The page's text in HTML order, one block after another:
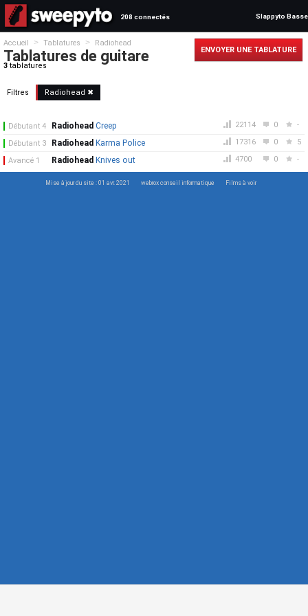
208 connectés Slappyto Basse
Accueil > Tablatures > Radiohead
Tablatures de guitare
3 tablatures
ENVOYER UNE TABLATURE
Filtres Radiohead ✖
22114 0 -
Radiohead Creep
Débutant 4
17316
0 5
Radiohead Karma Police
Débutant 3
4700
0 -
Radiohead Knives out
Avancé 1
Mise à jour du site : 01 avr. 2021 webrox conseil informatique Films à voir